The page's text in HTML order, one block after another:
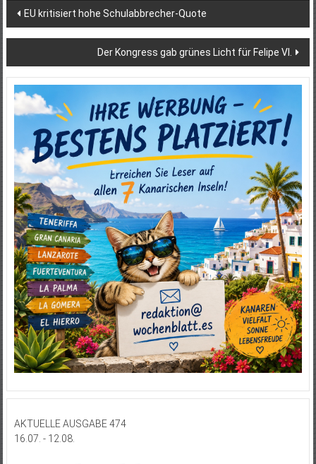
Beitragsnavigation
EU kritisiert hohe Schulabbrecher-Quote
Der Kongress gab grünes Licht für Felipe VI.
AKTUELLE AUSGABE 474
16.07. - 12.08.